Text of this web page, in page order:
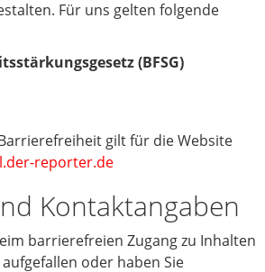
Für uns gelten folgende
(BFSG)
gilt für die Website
reporter.de
Kontaktangaben
barrierefreien Zugang zu Inhalten
oder haben Sie